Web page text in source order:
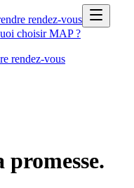
rendez-vous
choisir MAP ?
rendez-vous
promesse.